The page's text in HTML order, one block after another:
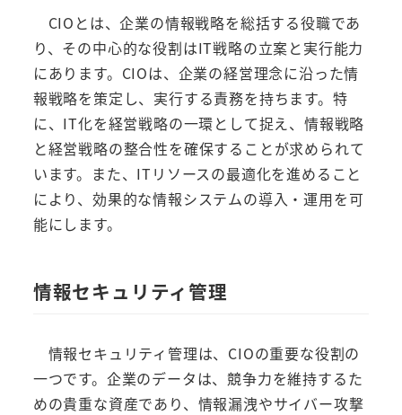
CIOとは、企業の情報戦略を総括する役職であ
り、その中心的な役割はIT戦略の立案と実行能力
にあります。CIOは、企業の経営理念に沿った情
報戦略を策定し、実行する責務を持ちます。特
に、IT化を経営戦略の一環として捉え、情報戦略
と経営戦略の整合性を確保することが求められて
います。また、ITリソースの最適化を進めること
により、効果的な情報システムの導入・運用を可
能にします。
情報セキュリティ管理
情報セキュリティ管理は、CIOの重要な役割の
一つです。企業のデータは、競争力を維持するた
めの貴重な資産であり、情報漏洩やサイバー攻撃